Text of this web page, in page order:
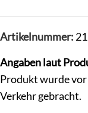
Artikelnummer:
Angaben laut
Produkt wurde vor
Verkehr gebracht.